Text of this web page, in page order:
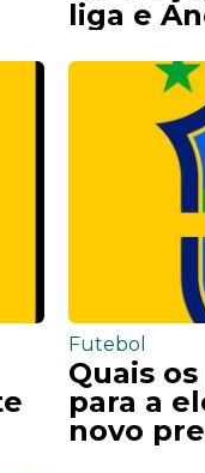
liga e
Futebol
Quais
para a
novo